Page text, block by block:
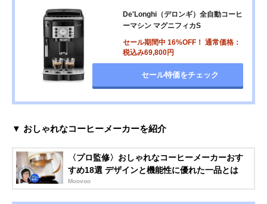
De'Longhi（デロンギ）全自動コーヒ
ーマシン マグニフィカS
セール期間中 16%OFF！ 通常価格：
税込み69,800円
セール特価をチェック
▼ おしゃれなコーヒーメーカーを紹介
〈プロ監修〉おしゃれなコーヒーメーカーおす
すめ18選 デザインと機能性に優れた一品とは
Moovoo